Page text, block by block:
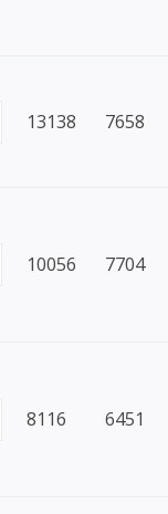
13138 7658
10056 7704
8116 6451